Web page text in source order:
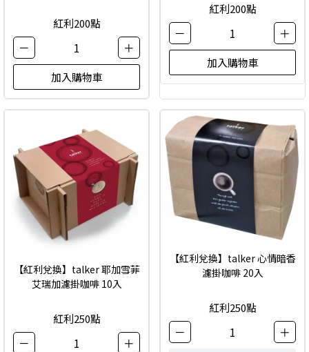
紅利200點
－ 1 ＋
加入購物車
紅利200點
－ 1 ＋
加入購物車
【紅利兌換】talker 耶加雪菲
艾瑞加濾掛咖啡 10入
紅利250點
－ 1 ＋
【紅利兌換】talker 心情暗香
濾掛咖啡 20入
紅利250點
－ 1 ＋